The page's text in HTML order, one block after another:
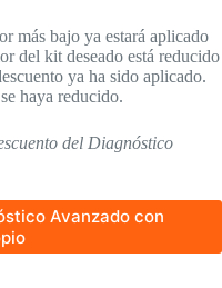
más bajo ya estará aplicado
del kit deseado está reducido
ya ha sido aplicado.
haya reducido.
del Diagnóstico
Avanzado con